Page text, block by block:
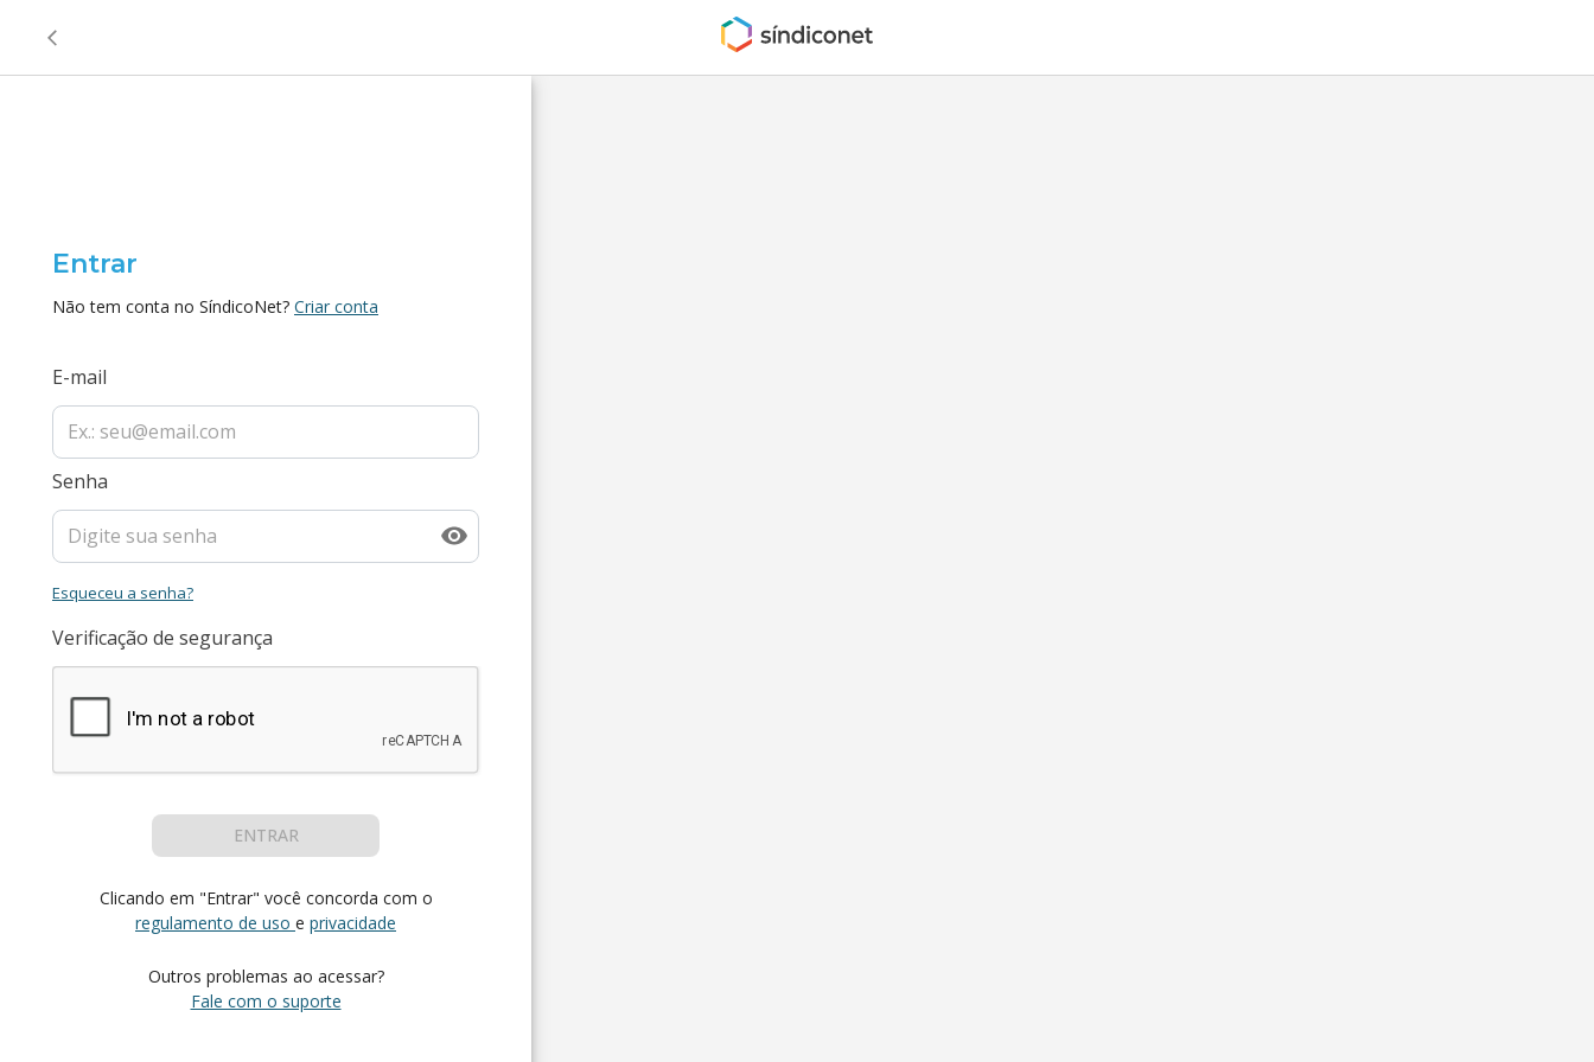
Entrar
Não tem conta no SíndicoNet? Criar conta
E-mail
Senha
Esqueceu a senha?
Verificação de segurança
ENTRAR
Clicando em "Entrar" você concorda com o
regulamento de uso e privacidade
Outros problemas ao acessar?
Fale com o suporte